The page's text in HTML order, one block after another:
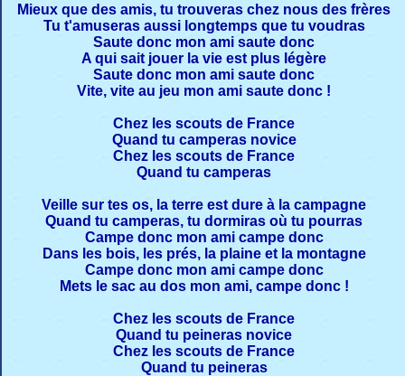
Mieux que des amis, tu trouveras chez nous des frères
Tu t'amuseras aussi longtemps que tu voudras
Saute donc mon ami saute donc
A qui sait jouer la vie est plus légère
Saute donc mon ami saute donc
Vite, vite au jeu mon ami saute donc !
Chez les scouts de France
Quand tu camperas novice
Chez les scouts de France
Quand tu camperas
Veille sur tes os, la terre est dure à la campagne
Quand tu camperas, tu dormiras où tu pourras
Campe donc mon ami campe donc
Dans les bois, les prés, la plaine et la montagne
Campe donc mon ami campe donc
Mets le sac au dos mon ami, campe donc !
Chez les scouts de France
Quand tu peineras novice
Chez les scouts de France
Quand tu peineras